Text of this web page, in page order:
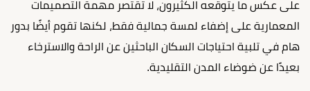
على عكس ما يتوقعه الكثيرون، لا تقتصر مهمة التصميمات
المعمارية على إضفاء لمسة جمالية فقط، لكنها تقوم أيضًا بدور
هام في تلبية احتياجات السكان الباحثين عن الراحة والاسترخاء
بعيدًا عن ضوضاء المدن التقليدية.